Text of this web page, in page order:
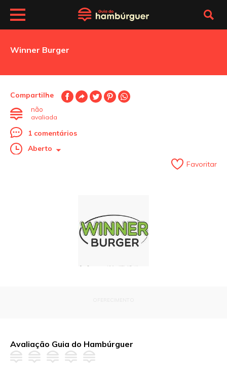
Winner Burger
Compartilhe
não
avaliada
1 comentários
Aberto
Favoritar
Avaliação Guia do Hambúrguer